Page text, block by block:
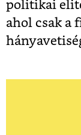
politikai
ahol csak a